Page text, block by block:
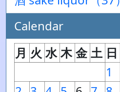
Calendar
月 火 水 木 金 土 日
1